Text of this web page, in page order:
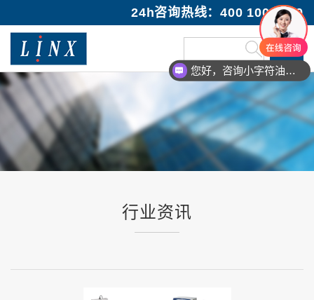
24h咨询热线：400 100 1089
行业资讯
您好，咨询小字符油墨喷码机